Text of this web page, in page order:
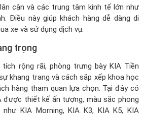
cận và các trung tâm kinh tế lớn như
Điều này giúp khách hàng dễ dàng di
xe và sử dụng dịch vụ.
trọng
rộng rãi, phòng trưng bày KIA Tiền
khang trang và cách sắp xếp khoa học
hàng tham quan lựa chọn. Tại đây có
được thiết kế ấn tượng, màu sắc phong
KIA Morning, KIA K3, KIA K5, KIA